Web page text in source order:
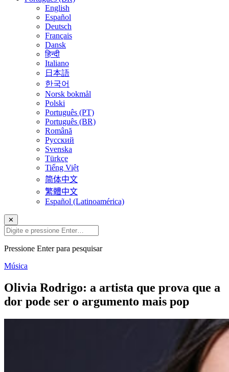
English
Español
Deutsch
Français
Dansk
हिन्दी
Italiano
日本語
한국어
Norsk bokmål
Polski
Português (PT)
Português (BR)
Română
Русский
Svenska
Türkçe
Tiếng Việt
简体中文
繁體中文
Español (Latinoamérica)
✕
Pressione Enter para pesquisar
Música
Olivia Rodrigo: a artista que prova que a
dor pode ser o argumento mais pop